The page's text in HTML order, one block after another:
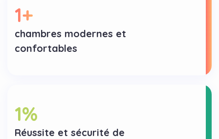
1+
chambres modernes et
confortables
1%
Réussite et sécurité de